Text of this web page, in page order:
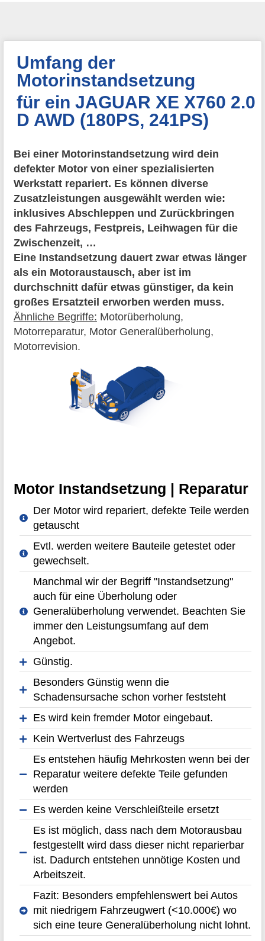
Umfang der
Motorinstandsetzung
für ein JAGUAR XE X760 2.0
D AWD (180PS, 241PS)
Bei einer Motorinstandsetzung wird dein
defekter Motor von einer spezialisierten
Werkstatt repariert. Es können diverse
Zusatzleistungen ausgewählt werden wie:
inklusives Abschleppen und Zurückbringen
des Fahrzeugs, Festpreis, Leihwagen für die
Zwischenzeit, …
Eine Instandsetzung dauert zwar etwas länger
als ein Motoraustausch, aber ist im
durchschnitt dafür etwas günstiger, da kein
großes Ersatzteil erworben werden muss.
Ähnliche Begriffe: Motorüberholung,
Motorreparatur, Motor Generalüberholung,
Motorrevision.
Motor Instandsetzung | Reparatur
Der Motor wird repariert, defekte Teile werden
getauscht
Evtl. werden weitere Bauteile getestet oder
gewechselt.
Manchmal wir der Begriff "Instandsetzung"
auch für eine Überholung oder
Generalüberholung verwendet. Beachten Sie
immer den Leistungsumfang auf dem
Angebot.
Günstig.
Besonders Günstig wenn die
Schadensursache schon vorher feststeht
Es wird kein fremder Motor eingebaut.
Kein Wertverlust des Fahrzeugs
Es entstehen häufig Mehrkosten wenn bei der
Reparatur weitere defekte Teile gefunden
werden
Es werden keine Verschleißteile ersetzt
Es ist möglich, dass nach dem Motorausbau
festgestellt wird dass dieser nicht reparierbar
ist. Dadurch entstehen unnötige Kosten und
Arbeitszeit.
Fazit: Besonders empfehlenswert bei Autos
mit niedrigem Fahrzeugwert (<10.000€) wo
sich eine teure Generalüberholung nicht lohnt.